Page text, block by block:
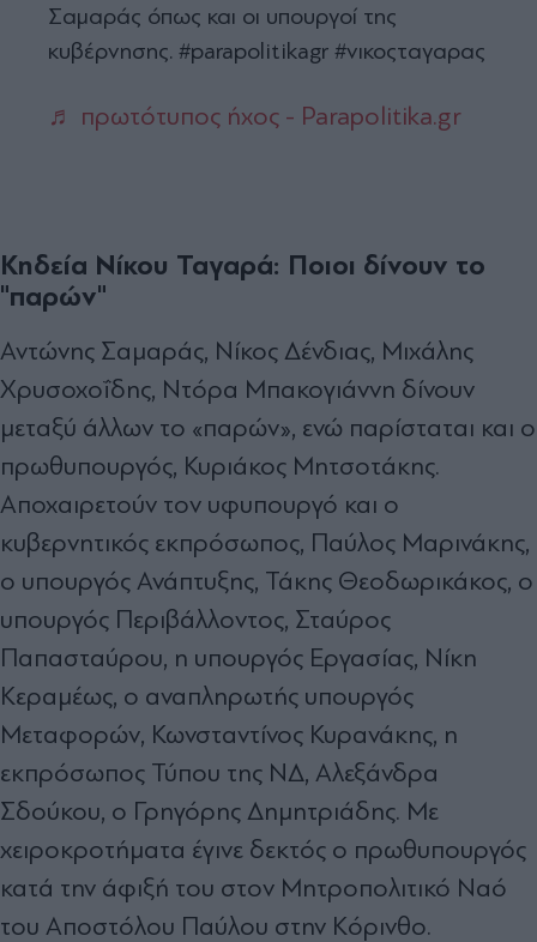
Σαμαράς όπως και οι υπουργοί της
κυβέρνησης. #parapolitikagr #νικοςταγαρας
♬ πρωτότυπος ήχος - Parapolitika.gr
Κηδεία Νίκου Ταγαρά: Ποιοι δίνουν το
"παρών"
Αντώνης Σαμαράς, Νίκος Δένδιας, Μιχάλης
Χρυσοχοΐδης, Ντόρα Μπακογιάννη δίνουν
μεταξύ άλλων το «παρών», ενώ παρίσταται και ο
πρωθυπουργός, Κυριάκος Μητσοτάκης.
Αποχαιρετούν τον υφυπουργό και ο
κυβερνητικός εκπρόσωπος, Παύλος Μαρινάκης,
ο υπουργός Ανάπτυξης, Τάκης Θεοδωρικάκος, ο
υπουργός Περιβάλλοντος, Σταύρος
Παπασταύρου, η υπουργός Εργασίας, Νίκη
Κεραμέως, ο αναπληρωτής υπουργός
Μεταφορών, Κωνσταντίνος Κυρανάκης, η
εκπρόσωπος Τύπου της ΝΔ, Αλεξάνδρα
Σδούκου, ο Γρηγόρης Δημητριάδης. Με
χειροκροτήματα έγινε δεκτός ο πρωθυπουργός
κατά την άφιξή του στον Μητροπολιτικό Ναό
του Αποστόλου Παύλου στην Κόρινθο.